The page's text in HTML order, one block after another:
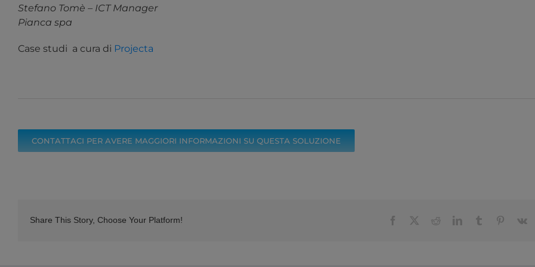
Stefano Tomè – ICT Manager
Pianca spa
Case studi a cura di Projecta
CONTATTACI PER AVERE MAGGIORI INFORMAZIONI SU QUESTA SOLUZIONE
Share This Story, Choose Your Platform! Facebook RedditLinkedInTumblr Pinterest
Vk